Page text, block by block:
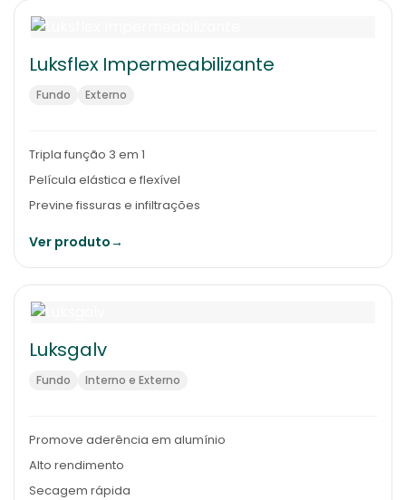
Luksflex Impermeabilizante
Fundo Externo
Tripla função 3 em 1
Película elástica e flexível
Previne fissuras e infiltrações
Ver produto→
Luksgalv
Fundo Interno e Externo
Promove aderência em alumínio
Alto rendimento
Secagem rápida